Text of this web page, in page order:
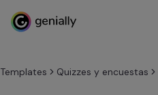
Templates Quizzes y encuestas